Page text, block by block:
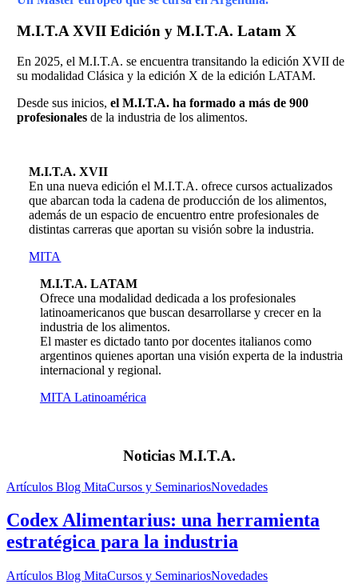
M.I.T.A XVIIEdición y M.I.T.A. Latam X
En 2025, el M.I.T.A. se encuentra transitando la edición XVII de
su modalidad Clásica y la edición X de la edición LATAM.
Desde sus inicios,el M.I.T.A. ha formado a más de 900
profesionales de la industria de los alimentos.
M.I.T.A. XVII
En una nueva edición el M.I.T.A. ofrece cursos actualizados
que abarcan toda la cadena de producción de los alimentos,
además de un espacio de encuentro entre profesionales de
distintas carreras que aportan su visión sobre la industria.
MITA
M.I.T.A. LATAM
Ofrece una modalidad dedicada a los profesionales
latinoamericanos que buscan desarrollarse y crecer en la
industria de los alimentos.
El master es dictado tanto por docentes italianos como
argentinos quienes aportan una visión experta de la industria
internacional y regional.
MITA Latinoamérica
Noticias M.I.T.A.
Artículos Blog MitaCursos y SeminariosNovedades
Codex Alimentarius: una herramienta
estratégica para la industria
Artículos Blog MitaCursos y SeminariosNovedades